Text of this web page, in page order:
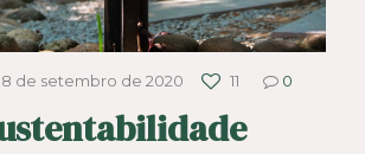
de setembro de 2020 11 0